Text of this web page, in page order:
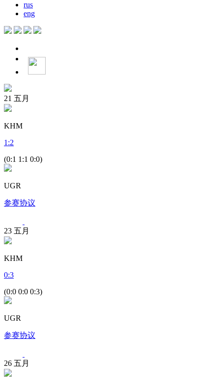
rus
eng
21 五月
KHM
1 :2
(0:1 1:1 0:0)
UGR
参赛协议
23 五月
KHM
0:3
(0:0 0:0 0:3)
UGR
参赛协议
26 五月